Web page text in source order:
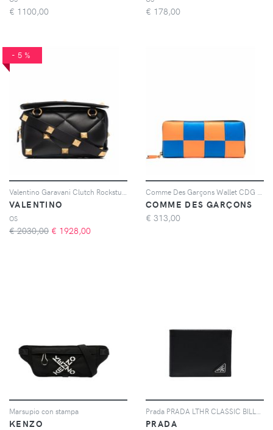
€ 1100,00 € 178,00
-5%
VALENTINO
OS
€ 2030,00 € 1928,00
COMME DES GARÇONS
€ 313,00
Marsupio con stampa
KENZO
PRADA